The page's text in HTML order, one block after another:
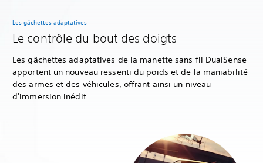
Les gâchettes adaptatives
Le contrôle du bout des doigts
Les gâchettes adaptatives de la manette sans fil DualSense
apportent un nouveau ressenti du poids et de la maniabilité
des armes et des véhicules, offrant ainsi un niveau
d'immersion inédit.